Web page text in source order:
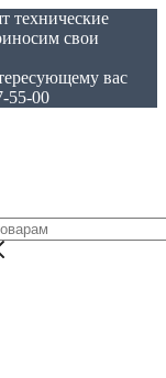
технические
свои
вас
55-00